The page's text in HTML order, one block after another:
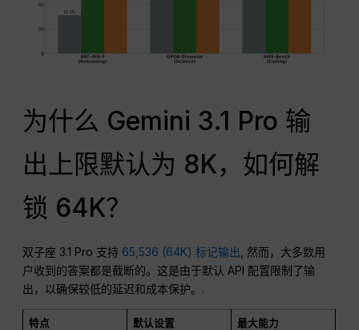
为什么 Gemini 3.1 Pro 输
出上限默认为 8K，如何解
锁 64K？
双子座 3.1 Pro 支持 65,536 (64K) 标记输出 , 然而，大多数用
户收到的答案都是截断的。这是由于默认 API 配置限制了输
出，以确保较低的延迟和成本保护。.
特点 默认设置 最大能力